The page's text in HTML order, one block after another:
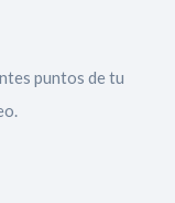
puntos de tu